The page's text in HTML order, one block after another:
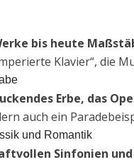
bis heute
Klavier“, die
Erbe, das
auch ein
und Romantik
Sinfonien